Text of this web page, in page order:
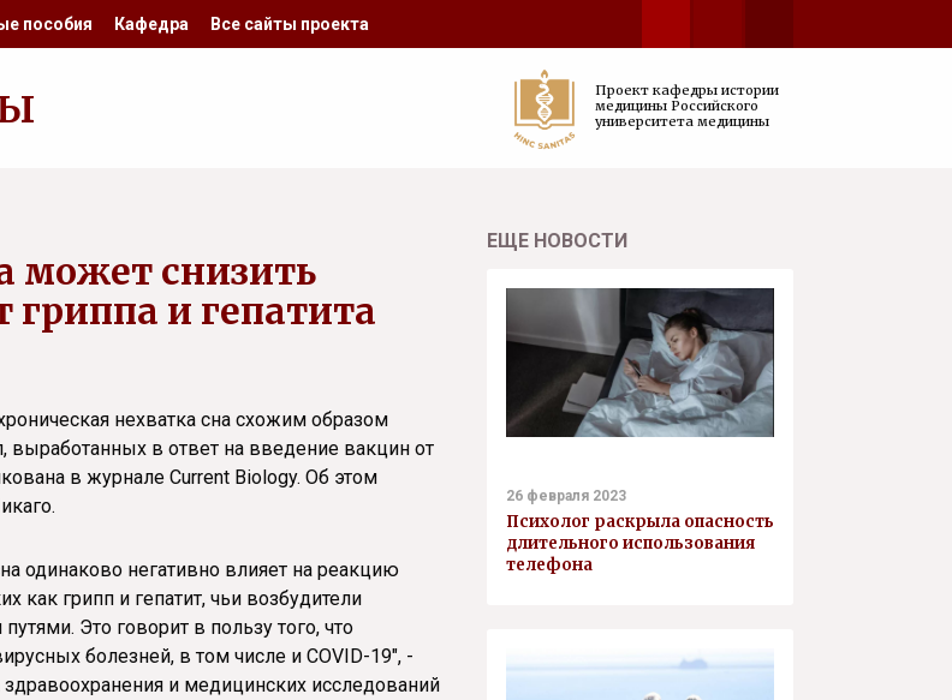
пособия Кафедра Все сайты проекта
Проект кафедры истории
медицины Российского
университета медицины
может снизить
и гепатита
нехватка сна схожим образом
выработанных в ответ на введение вакцин от
в журнале Current Biology. Об этом
одинаково негативно влияет на реакцию
как грипп и гепатит, чьи возбудители
Это говорит в пользу того, что
болезней, в том числе и COVID-19", -
и медицинских исследований
ЕЩЕ НОВОСТИ
26 февраля 2023
Психолог раскрыла опасность
длительного использования
телефона